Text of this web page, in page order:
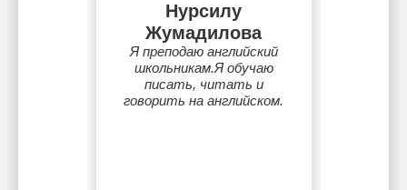
Нурсилу
Жумадилова
Я преподаю английский
школьникам.Я обучаю
писать, читать и
говорить на английском.